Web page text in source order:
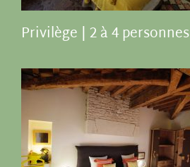
Privilège | 2 à 4 personnes